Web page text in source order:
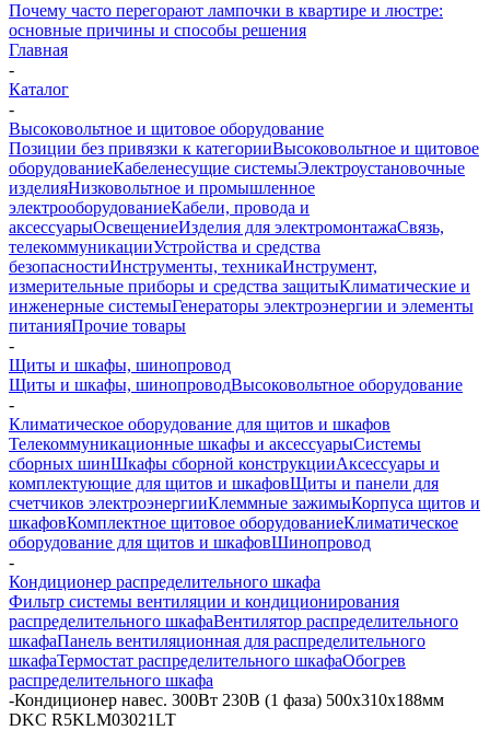
Почему часто перегорают лампочки в квартире и люстре:
основные причины и способы решения
Главная
-
Каталог
-
Высоковольтное и щитовое оборудование
Позиции без привязки к категорииВысоковольтное и щитовое
оборудованиеКабеленесущие системыЭлектроустановочные
изделияНизковольтное и промышленное
электрооборудованиеКабели, провода и
аксессуарыОсвещениеИзделия для электромонтажаСвязь,
телекоммуникацииУстройства и средства
безопасностиИнструменты, техникаИнструмент,
измерительные приборы и средства защитыКлиматические и
инженерные системыГенераторы электроэнергии и элементы
питанияПрочие товары
-
Щиты и шкафы, шинопровод
Щиты и шкафы, шинопроводВысоковольтное оборудование
-
Климатическое оборудование для щитов и шкафов
Телекоммуникационные шкафы и аксессуарыСистемы
сборных шинШкафы сборной конструкцииАксессуары и
комплектующие для щитов и шкафовЩиты и панели для
счетчиков электроэнергииКлеммные зажимыКорпуса щитов и
шкафовКомплектное щитовое оборудованиеКлиматическое
оборудование для щитов и шкафовШинопровод
-
Кондиционер распределительного шкафа
Фильтр системы вентиляции и кондиционирования
распределительного шкафаВентилятор распределительного
шкафаПанель вентиляционная для распределительного
шкафаТермостат распределительного шкафаОбогрев
распределительного шкафа
-Кондиционер навес. 300Вт 230В (1 фаза) 500х310х188мм
DKC R5KLM03021LT